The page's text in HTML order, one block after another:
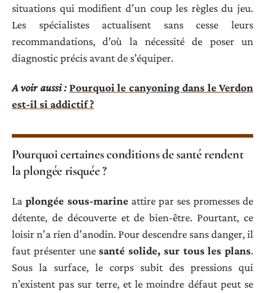
situations qui modifient d’un coup les règles du jeu.
Les spécialistes actualisent sans cesse leurs
recommandations, d’où la nécessité de poser un
diagnostic précis avant de s’équiper.
A voir aussi : Pourquoi le canyoning dans le Verdon
est-il si addictif ?
Pourquoi certaines conditions de santé rendent
la plongée risquée ?
Laplongée sous-marineattire par ses promesses de
détente, de découverte et de bien-être. Pourtant, ce
loisir n’a rien d’anodin. Pour descendre sans danger, il
faut présenter unesanté solide, sur tous les plans.
Sous la surface, le corps subit des pressions qui
n’existent pas sur terre, et le moindre défaut peut se